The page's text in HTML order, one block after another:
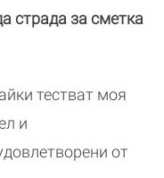
страда за сметка
тестват моя
и
от